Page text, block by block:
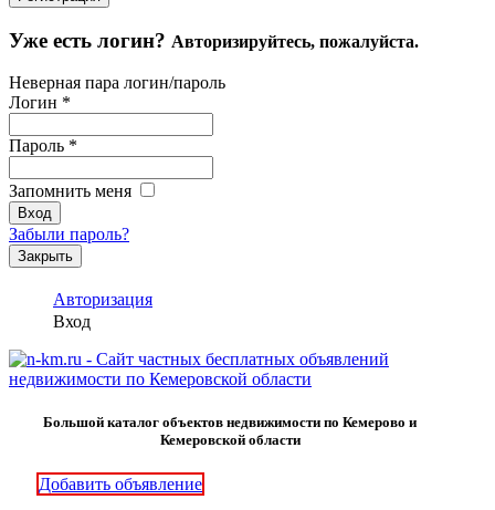
Уже есть логин? Авторизируйтесь, пожалуйста.
Неверная пара логин/пароль
Логин *
Пароль *
Запомнить меня
Забыли пароль?
Закрыть
Авторизация
Вход
Большой каталог объектов недвижимости по Кемерово и
Кемеровской области
Добавить объявление